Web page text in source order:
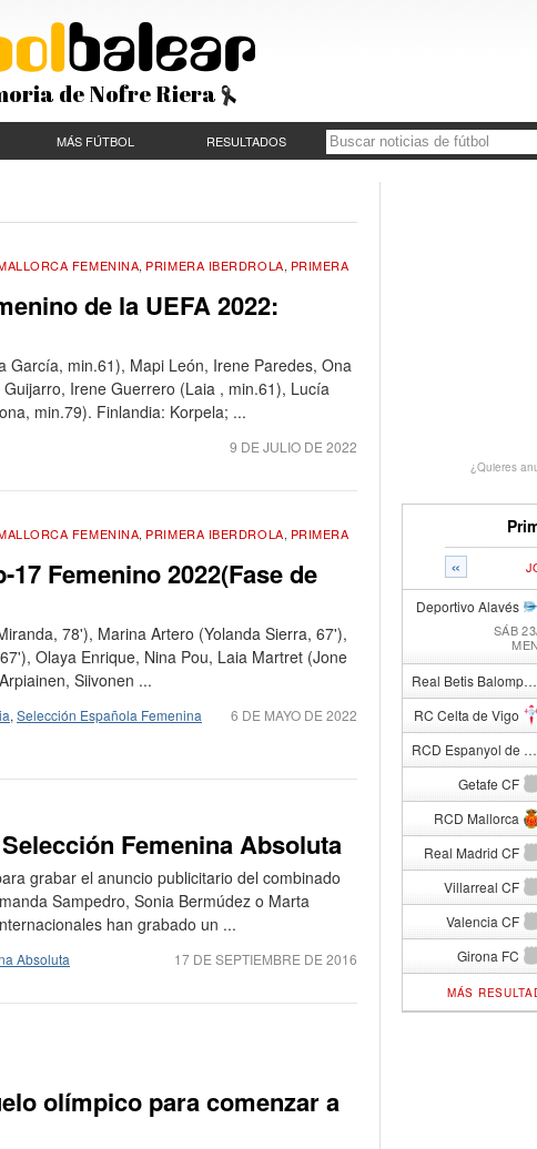
de Nofre Riera
MÁS FÚTBOL RESULTADOS
FEMENINA, PRIMERA IBERDROLA, PRIMERA
de la UEFA 2022:
García, min.61), Mapi León, Irene Paredes, Ona
Irene Guerrero (Laia , min.61), Lucía
min.79). Finlandia: Korpela; ...
9 DE JULIO DE 2022
FEMENINA, PRIMERA IBERDROLA, PRIMERA
Femenino 2022(Fase de
78'), Marina Artero (Yolanda Sierra, 67'),
Olaya Enrique, Nina Pou, Laia Martret (Jone
Siivonen ...
6 DE MAYO DE 2022
, Selección Española Femenina
Femenina Absoluta
grabar el anuncio publicitario del combinado
Sampedro, Sonia Bermúdez o Marta
han grabado un ...
17 DE SEPTIEMBRE DE 2016
Absoluta
olímpico para comenzar a
¿Quieres
«
Deportivo Alavés
SÁB
Real Betis Balompié
RC Celta de Vigo
RCD Espanyol de Barcelona
Getafe CF
RCD Mallorca
Real Madrid CF
Villarreal CF
Valencia CF
Girona FC
MÁS